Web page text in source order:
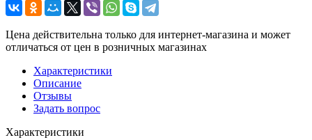
Цена действительна только для интернет-магазина и может
отличаться от цен в розничных магазинах
Характеристики
Описание
Отзывы
Задать вопрос
Характеристики